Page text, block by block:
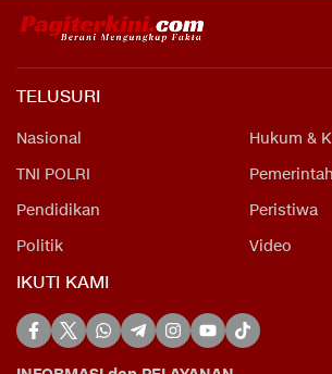
TELUSURI
Nasional
Hukum &
TNI POLRI
Pendidikan
Peristiwa
Politik
Video
IKUTI KAMI